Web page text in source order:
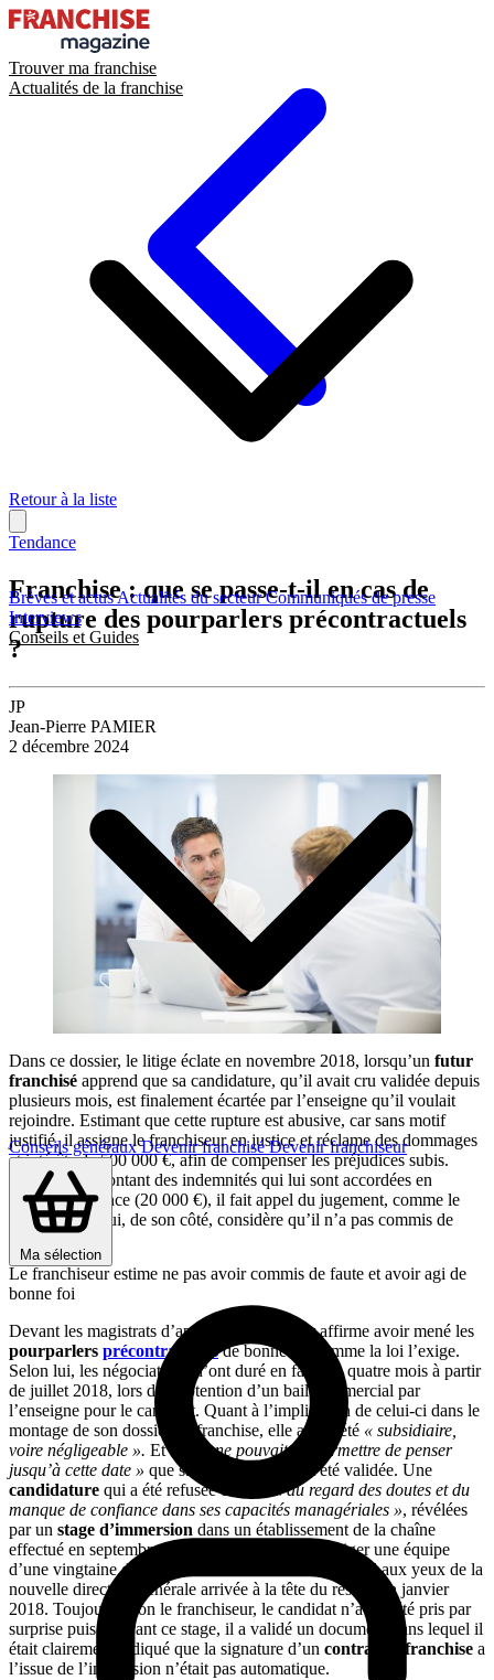
Trouver ma franchise
Actualités de la franchise
Brèves et actusActualités du secteurCommuniqués de presse
Interviews
Conseils et Guides
Conseils générauxDevenir franchiséDevenir franchiseur
Ma sélection
Retour à la liste
Tendance
Franchise : que se passe-t-il en cas de
rupture des pourparlers précontractuels
?
JP
Jean-Pierre PAMIER
2 décembre 2024
Dans ce dossier, le litige éclate en novembre 2018, lorsqu’un futur
franchisé apprend que sa candidature, qu’il avait cru validée depuis
plusieurs mois, est finalement écartée par l’enseigne qu’il voulait
rejoindre. Estimant que cette rupture est abusive, car sans motif
justifié, il assigne le franchiseur en justice et réclame des dommages
et intérêts de 500 000 €, afin de compenser les préjudices subis.
Déçu par le montant des indemnités qui lui sont accordées en
première instance (20 000 €), il fait appel du jugement, comme le
franchiseur
qui, de son côté, considère qu’il n’a pas commis de
faute.
Le franchiseur estime ne pas avoir commis de faute et avoir agi de
bonne foi
Devant les magistrats d’appel, le franchiseur affirme avoir mené les
pourparlers précontractuelsde bonne foi comme la loi l’exige.
Selon lui, les négociations n’ont duré en fait que quatre mois à partir
de juillet 2018, lors de l’obtention d’un bail commercial par
l’enseigne pour le candidat. Quant à l’implication de celui-ci dans le
montage de son dossier de franchise, elle aurait été « subsidiaire,
voire négligeable ». Et « rien ne pouvait lui permettre de penser
jusqu’à cette date » que sa candidature avait été validée. Une
candidature qui a été refusée ensuite
« au regard des doutes et du
manque de confiance dans ses capacités managériales », révélées
par un stage d’immersion dans un établissement de la chaîne
effectué en septembre 2018. Or, la capacité à diriger une équipe
d’une vingtaine de personnes était un critère essentiel aux yeux de la
nouvelle direction générale arrivée à la tête du réseau en janvier
2018. Toujours selon le franchiseur, le candidat n’a pas été pris par
surprise puisqu’avant ce stage, il a validé un document dans lequel il
était clairement indiqué que la signature d’un contrat de franchise a
l’issue de l’immersion n’était pas automatique.